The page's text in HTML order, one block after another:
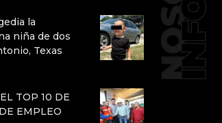
la
niña de dos
Texas
TOP 10 DE
EMPLEO